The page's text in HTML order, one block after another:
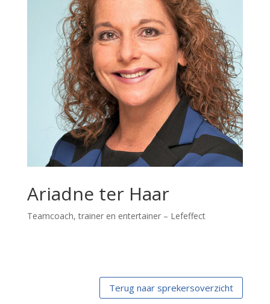
Ariadne ter Haar
Teamcoach, trainer en entertainer – Lefeffect
Terug naar sprekersoverzicht